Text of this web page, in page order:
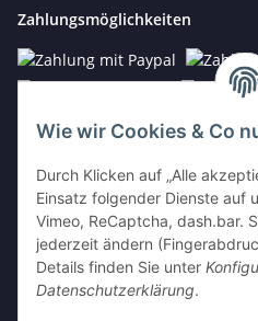
Wie wir Cookies & Co
Durch Klicken auf „Alle
Einsatz folgender Dienste auf
Vimeo, ReCaptcha, dash.bar.
jederzeit ändern
Details finden Sie unter
Datenschutzerklärung.
Zahlungsmöglichkeiten
Kontakt
E-Mail: info@vista-repair.de
Tel.: 038459/590674
Mo - Fr 09:00 - 20:00 h